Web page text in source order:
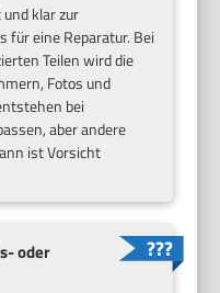
klar zur
für eine Reparatur. Bei
Teilen wird die
Fotos und
bei
aber andere
ist Vorsicht
oder